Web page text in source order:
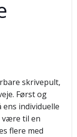
skrivepult,
Først og
individuelle
være til en
flere med